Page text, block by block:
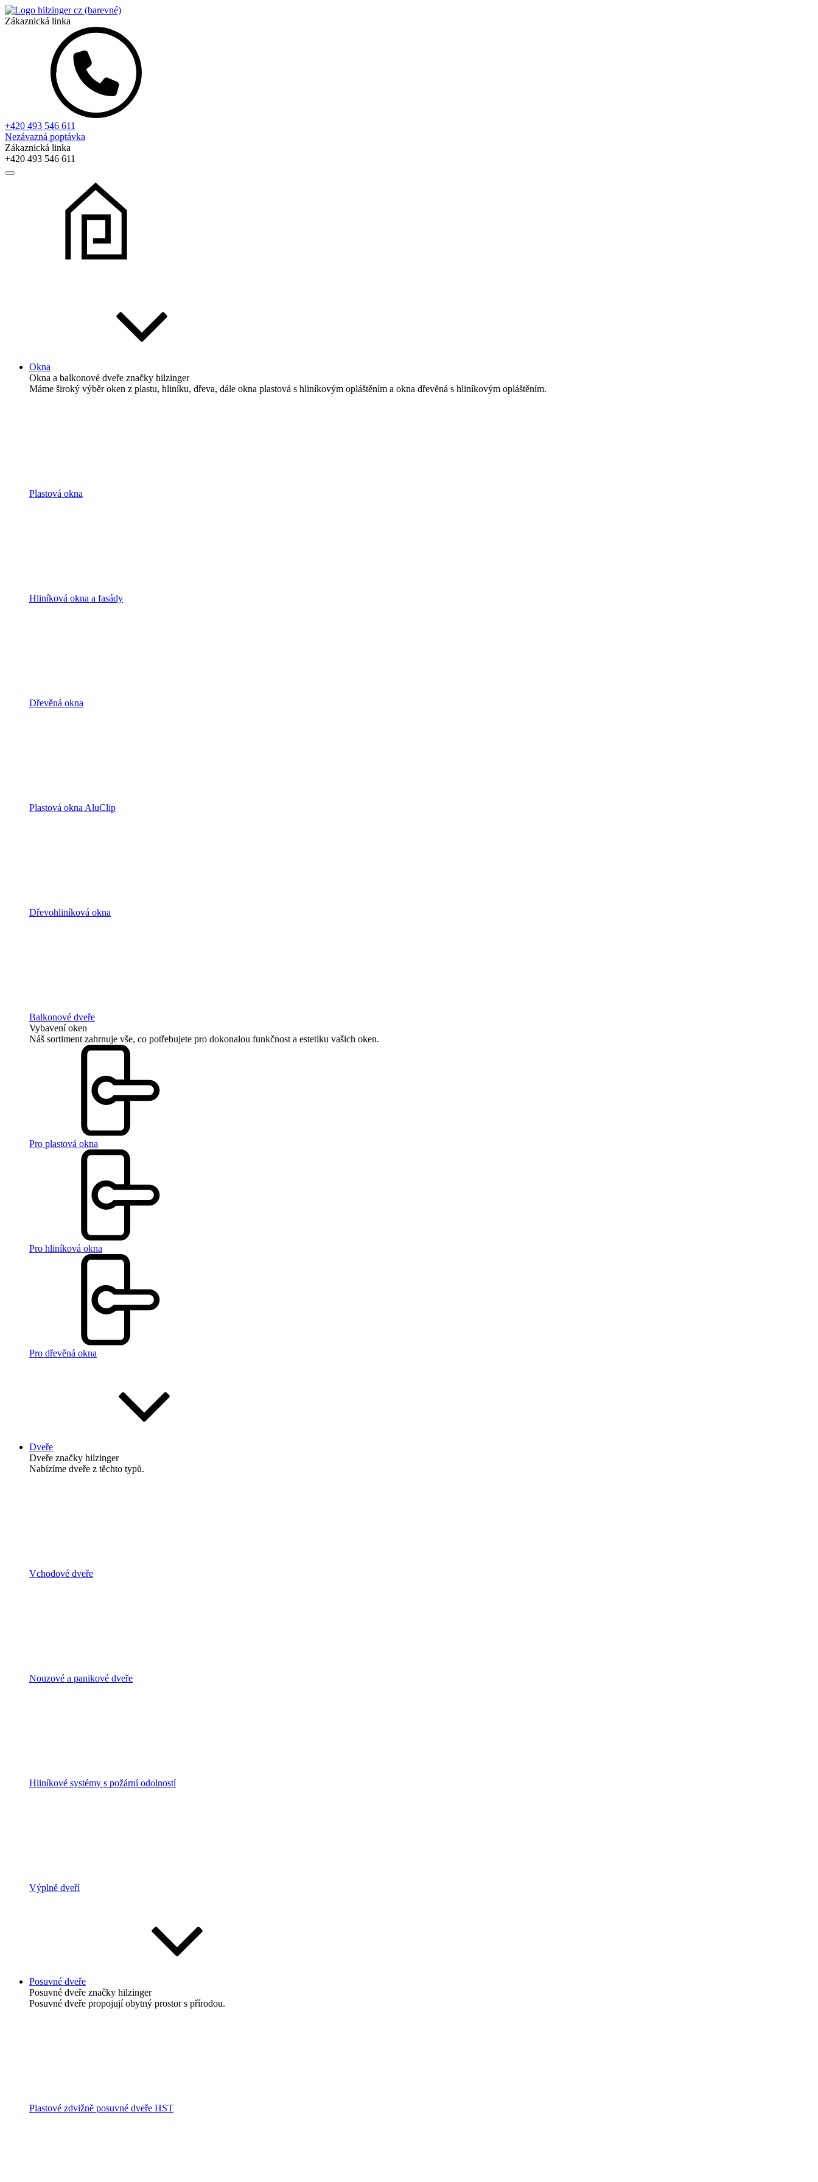
Zákaznická linka
+420 493 546 611
Nezávazná poptávka
Zákaznická linka
+420 493 546 611
Okna
Okna a balkonové dveře značky hilzinger
Máme široký výběr oken z plastu, hliníku, dřeva, dále okna plastová s hliníkovým opláštěním a okna dřevěná s hliníkovým opláštěním.
Plastová okna
Hliníková okna a fasády
Dřevěná okna
Plastová okna AluClip
Dřevohliníková okna
Balkonové dveře
Vybavení oken
Náš sortiment zahrnuje vše, co potřebujete pro dokonalou funkčnost a estetiku vašich oken.
Pro plastová okna
Pro hliníková okna
Pro dřevěná okna
Dveře
Dveře značky hilzinger
Nabízíme dveře z těchto typů.
Vchodové dveře
Nouzové a panikové dveře
Hliníkové systémy s požární odolností
Výplně dveří
Posuvné dveře
Posuvné dveře značky hilzinger
Posuvné dveře propojují obytný prostor s přírodou.
Plastové zdvižně posuvné dveře HST